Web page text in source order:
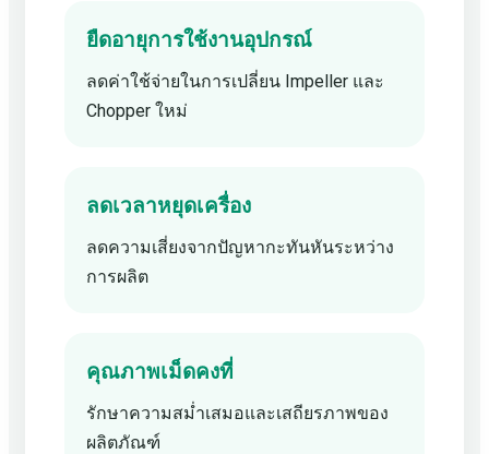
ยืดอายุการใช้งานอุปกรณ์
ลดค่าใช้จ่ายในการเปลี่ยน Impeller และ
Chopper ใหม่
ลดเวลาหยุดเครื่อง
ลดความเสี่ยงจากปัญหากะทันหันระหว่าง
การผลิต
คุณภาพเม็ดคงที่
รักษาความสม่ำเสมอและเสถียรภาพของ
ผลิตภัณฑ์